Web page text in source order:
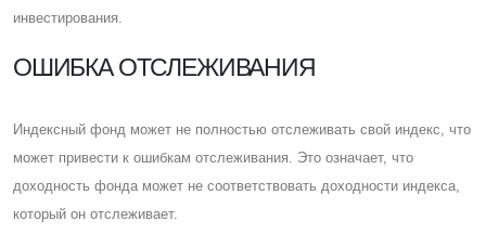
инвестирования.
ОШИБКА ОТСЛЕЖИВАНИЯ
Индексный фонд может не полностью отслеживать свой индекс, что
может привести к ошибкам отслеживания. Это означает, что
доходность фонда может не соответствовать доходности индекса,
который он отслеживает.